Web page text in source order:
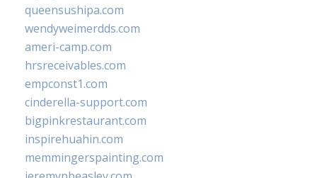
queensushipa.com
wendyweimerdds.com
ameri-camp.com
hrsreceivables.com
empconst1.com
cinderella-support.com
bigpinkrestaurant.com
inspirehuahin.com
memmingerspainting.com